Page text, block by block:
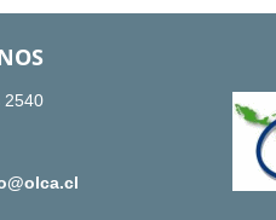
2540